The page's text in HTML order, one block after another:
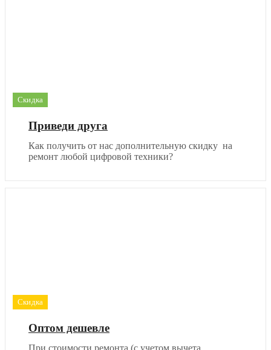
Скидка
Приведи друга
Как получить от нас дополнительную скидку на
ремонт любой цифровой техники?
Скидка
Оптом дешевле